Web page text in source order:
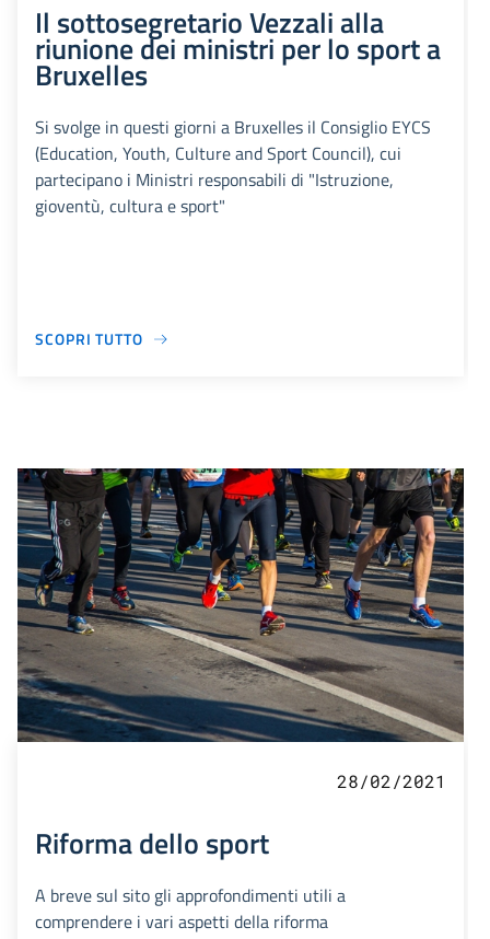
Il sottosegretario Vezzali alla
riunione dei ministri per lo sport a
Bruxelles
Si svolge in questi giorni a Bruxelles il Consiglio EYCS
(Education, Youth, Culture and Sport Council), cui
partecipano i Ministri responsabili di "Istruzione,
gioventù, cultura e sport"
SCOPRI TUTTO
28/02/2021
Riforma dello sport
A breve sul sito gli approfondimenti utili a
comprendere i vari aspetti della riforma